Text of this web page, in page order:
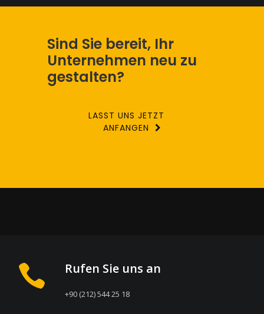
Sind Sie bereit, Ihr
Unternehmen neu zu
gestalten?
LASST UNS JETZT
ANFANGEN
Rufen Sie uns an
+90 (212) 544 25 18